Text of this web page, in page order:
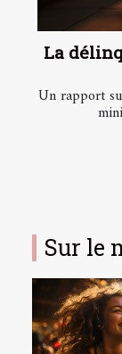
La
Un rapport
Sur le